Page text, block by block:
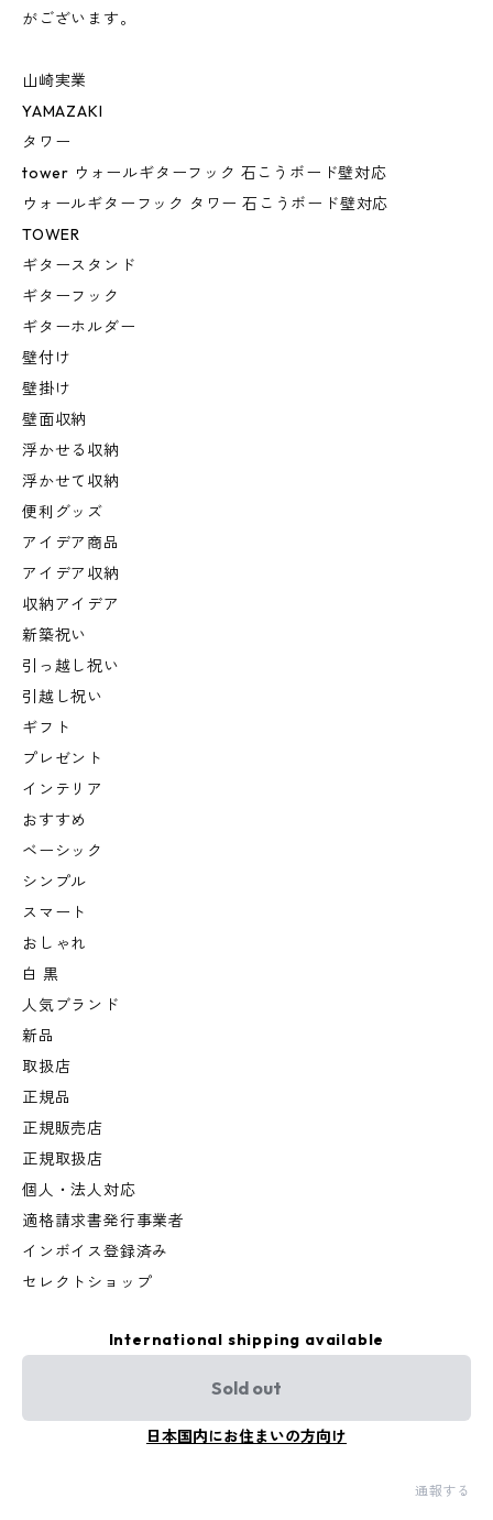
がございます。
山崎実業
YAMAZAKI
タワー
tower ウォールギターフック 石こうボード壁対応
ウォールギターフック タワー 石こうボード壁対応
TOWER
ギタースタンド
ギターフック
ギターホルダー
壁付け
壁掛け
壁面収納
浮かせる収納
浮かせて収納
便利グッズ
アイデア商品
アイデア収納
収納アイデア
新築祝い
引っ越し祝い
引越し祝い
ギフト
プレゼント
インテリア
おすすめ
ベーシック
シンプル
スマート
おしゃれ
白 黒
人気ブランド
新品
取扱店
正規品
正規販売店
正規取扱店
個人・法人対応
適格請求書発行事業者
インボイス登録済み
セレクトショップ
International shipping available
Sold out
日本国内にお住まいの方向け
通報する